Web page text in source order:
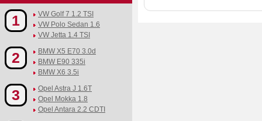
1
VW Golf 7 1.2 TSI
VW Polo Sedan 1.6
VW Jetta 1.4 TSI
2
BMW X5 E70 3.0d
BMW E90 335i
BMW X6 3.5i
3
Opel Astra J 1.6T
Opel Mokka 1.8
Opel Antara 2.2 CDTI